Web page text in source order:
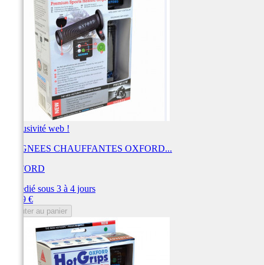
Exclusivité web !
POIGNEES CHAUFFANTES OXFORD...
OXFORD
Expédié sous 3 à 4 jours
81,59 €
Ajouter au panier